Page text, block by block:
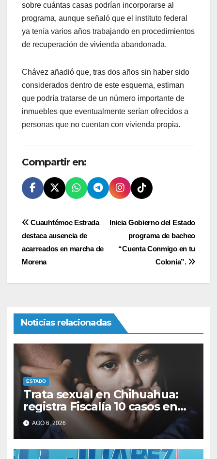
sobre cuántas casas podrían incorporarse al
programa, aunque señaló que el instituto federal
ya tenía varios años trabajando en procedimientos
de recuperación de vivienda abandonada.
Chávez añadió que, tras dos años sin haber sido
considerados dentro de este esquema, estiman
que podría tratarse de un número importante de
inmuebles que eventualmente serían ofrecidos a
personas que no cuentan con vivienda propia.
Compartir en:
Navegación
de
entradas
Inicia Gobierno del Estado
programa de bacheo
“Cuenta Conmigo en tu
Colonia”.
Cuauhtémoc Estrada
destaca ausencia de
acarreados en marcha de
Morena
Noticias relacionadas
ESTADO
Trata sexual en Chihuahua:
registra Fiscalía 10 casos en
2026
AGO 6, 2026